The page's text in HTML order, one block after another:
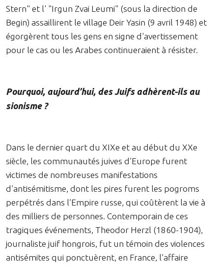
Stern" et l' "Irgun Zvai Leumi" (sous la direction de
Begin) assaillirent le village Deir Yasin (9 avril 1948) et
égorgèrent tous les gens en signe d'avertissement
pour le cas ou les Arabes continueraient à résister.
Pourquoi, aujourd’hui, des Juifs adhèrent-ils au
sionisme ?
Dans le dernier quart du XIXe et au début du XXe
siècle, les communautés juives d’Europe furent
victimes de nombreuses manifestations
d’antisémitisme, dont les pires furent les pogroms
perpétrés dans l’Empire russe, qui coûtèrent la vie à
des milliers de personnes. Contemporain de ces
tragiques événements, Theodor Herzl (1860-1904),
journaliste juif hongrois, fut un témoin des violences
antisémites qui ponctuèrent, en France, l’affaire